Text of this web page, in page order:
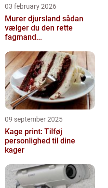
03 february 2026
Murer djursland sådan
vælger du den rette
fagmand...
09 september 2025
Kage print: Tilføj
personlighed til dine
kager